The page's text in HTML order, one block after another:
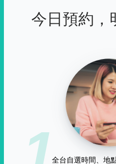
今日預約，
全台自選時間、地